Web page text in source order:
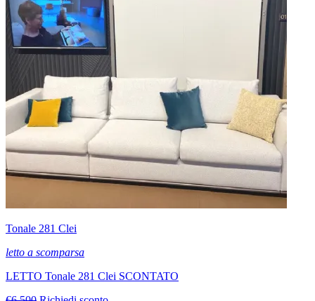
Tonale 281 Clei
letto a scomparsa
LETTO Tonale 281 Clei SCONTATO